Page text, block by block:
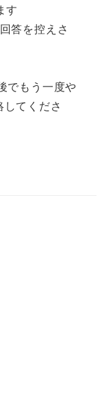
す
答を控えさ
でもう一度や
てくださ